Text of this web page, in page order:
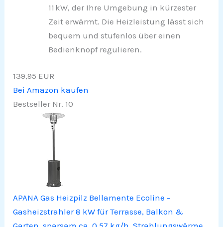
11 kW, der Ihre Umgebung in kürzester
Zeit erwärmt. Die Heizleistung lässt sich
bequem und stufenlos über einen
Bedienknopf regulieren.
139,95 EUR
Bei Amazon kaufen
Bestseller Nr. 10
APANA Gas Heizpilz Bellamente Ecoline -
Gasheizstrahler 8 kW für Terrasse, Balkon &